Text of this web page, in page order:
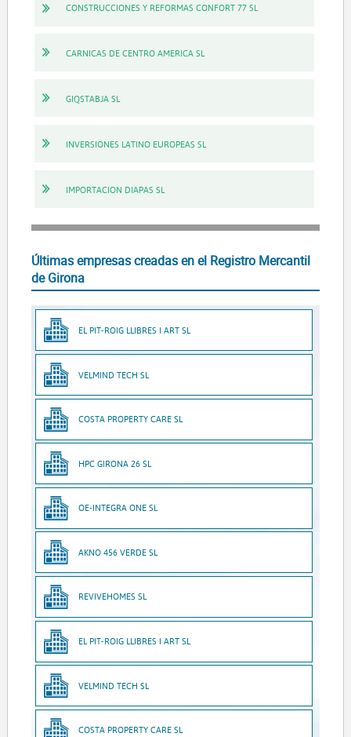
CONSTRUCCIONES Y REFORMAS CONFORT 77 SL
CARNICAS DE CENTRO AMERICA SL
GIQSTABJA SL
INVERSIONES LATINO EUROPEAS SL
IMPORTACION DIAPAS SL
Últimas empresas creadas en el Registro Mercantil
de Girona
EL PIT-ROIG LLIBRES I ART SL
VELMIND TECH SL
COSTA PROPERTY CARE SL
HPC GIRONA 26 SL
OE-INTEGRA ONE SL
AKNO 456 VERDE SL
REVIVEHOMES SL
EL PIT-ROIG LLIBRES I ART SL
VELMIND TECH SL
COSTA PROPERTY CARE SL